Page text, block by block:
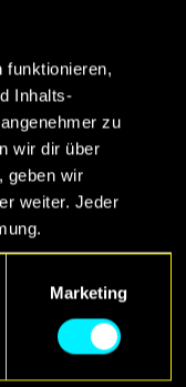
funktionieren,
Inhalts-
zu
wir dir über
geben wir
weiter. Jeder
rund um das
Marketing